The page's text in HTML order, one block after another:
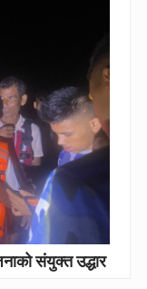
संयुक्त उद्धार